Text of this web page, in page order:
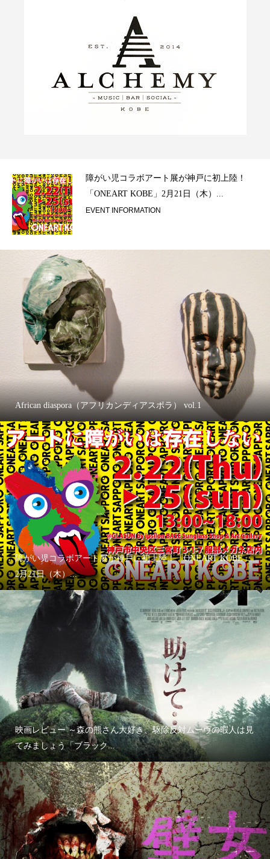
障がい児コラボアート展が神戸に初上陸！
「ONEART KOBE」2月21日（木）...
EVENT INFORMATION
African diaspora（アフリカンディアスポラ） vol.1
障がい児コラボアート展が神戸に初上陸！「ONEART KOBE」
2月21日（木）...
映画レビュー ～森の熊さん大好き、駆除反対ムーヴの暇人は見
てみましょう「ブラック...